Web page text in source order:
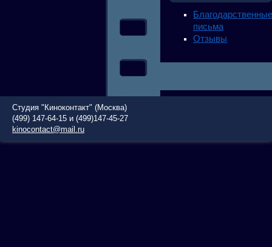
Благодарственные
письма
Отзывы
Студия "Киноконтакт" (Москва)
(499) 147-64-15 и (499)147-45-27
kinocontact@mail.ru